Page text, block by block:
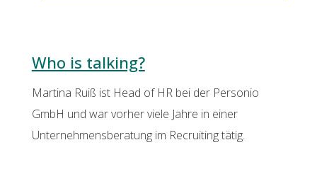
Who is talking?
Martina Ruiß ist Head of HR bei der Personio
GmbH und war vorher viele Jahre in einer
Unternehmensberatung im Recruiting tätig.